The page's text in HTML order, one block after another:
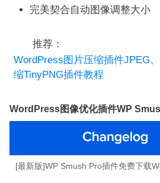
完美契合自动图像调整大小
推荐：
WordPress图片压缩插件JPEG
缩TinyPNG插件教程
WordPress图像优化插件WP
[最新版]WP Smush Pro插件免费下载